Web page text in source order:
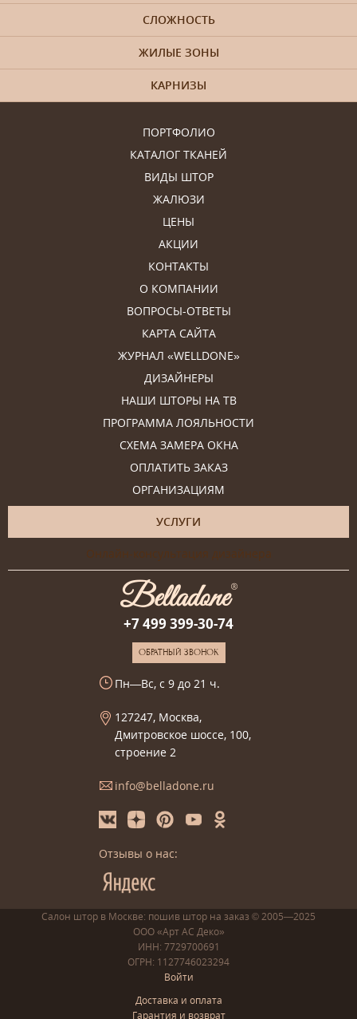
ПОРТФОЛИО
КАТАЛОГ ТКАНЕЙ
ВИДЫ ШТОР
ЖАЛЮЗИ
ЦЕНЫ
АКЦИИ
КОНТАКТЫ
О КОМПАНИИ
ВОПРОСЫ-ОТВЕТЫ
КАРТА САЙТА
ЖУРНАЛ «WELLDONE»
ДИЗАЙНЕРЫ
НАШИ ШТОРЫ НА ТВ
ПРОГРАММА ЛОЯЛЬНОСТИ
СХЕМА ЗАМЕРА ОКНА
ОПЛАТИТЬ ЗАКАЗ
ОРГАНИЗАЦИЯМ
УСЛУГИ
Онлайн-консультация дизайнера
СЛОЖНОСТЬ
ЖИЛЫЕ ЗОНЫ
КАРНИЗЫ
+7 499 399-30-74
ОБРАТНЫЙ ЗВОНОК
Пн—Вс, с 9 до 21 ч.
127247, Москва,
Дмитровское шоссе, 100,
строение 2
info@belladone.ru
Отзывы о нас:
Салон штор в Москве: пошив штор на заказ © 2005—2025
ООО «Арт АС Деко»
ИНН: 7729700691
ОГРН: 1127746023294
Войти
Доставка и оплата
Гарантия и возврат